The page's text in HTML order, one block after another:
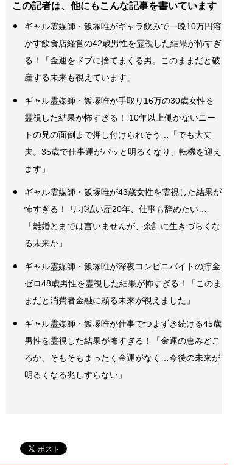
この記者は、他にもこんな記事を書いています
ギャル霊媒師・飯塚唯がギャラ飲みで一晩10万円溶
かす飲食店経営の42歳男性を霊視した結果が怖すぎ
る！「金運をドブに捨てまくる男。このままだと破
産する未来も視えています」
ギャル霊媒師・飯塚唯が手取り16万の30歳女性を
霊視した結果が怖すぎる！ 10年以上働かないニー
トの兄の面倒まで押し付けられそう…「でも大丈
夫。35歳で仕事運がパッと明るくなり、転機を迎え
ます」
ギャル霊媒師・飯塚唯が43歳女性を霊視した結果が
怖すぎる！ リボ払い歴20年、仕事も辞めたい…
「離婚とまでは言いませんが、余計に生きづらくな
る未来が」
ギャル霊媒師・飯塚唯が深夜コンビニバイトの貯金
ゼロ48歳男性を霊視した結果が怖すぎる！「このま
まだと消費者金融に頼る未来が視えました」
ギャル霊媒師・飯塚唯が仕事でつまずき続ける45歳
男性を霊視した結果が怖すぎる！「金運の恵みどこ
ろか、そもそもまったく金運がなく…今後の未来が
明るくなる兆しすらない」